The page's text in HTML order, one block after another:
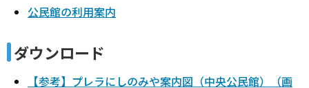
公民館の利用案内
ダウンロード
【参考】プレラにしのみや案内図（中央公民館）（画